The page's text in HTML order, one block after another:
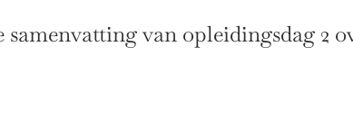
van opleidingsdag 2